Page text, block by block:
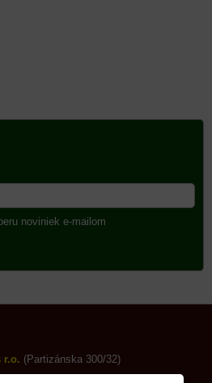
noviniek e-mailom
r.o. (Partizánska 300/32)